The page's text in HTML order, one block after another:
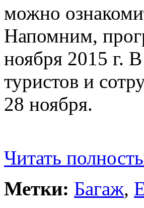
можно
Напомним,
ноября 2015 г.
туристов и
28 ноября.
Читать
Метки: Багаж,